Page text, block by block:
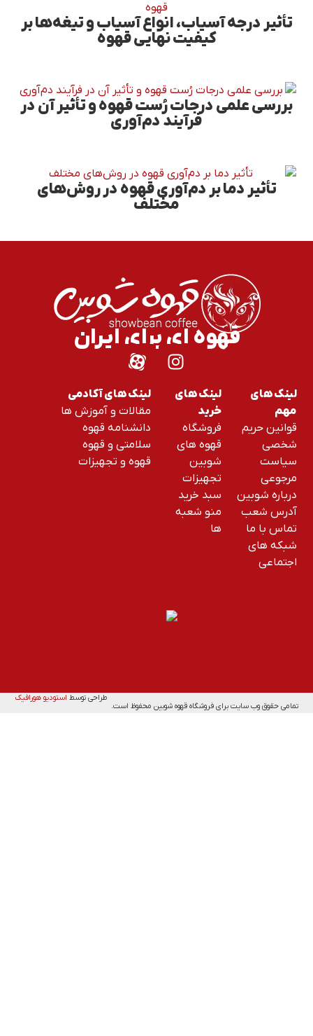
تأثیر درجه آسیاب، انواع آسیاب و تیغه‌ها بر
کیفیت نهایی قهوه
بررسی علمی درجات رُست قهوه و تأثیر آن در
فرآیند دم‌آوری
تأثیر دما بر دم‌آوری قهوه در روش‌های
مختلف
قهوه ای برای ایران
لینک های
مهم
قوانین حریم
شخصی
سیاست
مرجوعی
درباره شوبین
آدرس شعب
تماس با ما
شبکه های
اجتماعی
لینک های
خرید
فروشگاه
قهوه های
شوبین
تجهیزات
سبد خرید
منو شعبه
ها
لینک های آکادمی
مقالات و آموزش ها
دانشنامه قهوه
سلامتی و قهوه
قهوه و تجهیزات
تمامی حقوق وب سایت برای فروشگاه قهوه شوبین محفوظ است.
طراحی توسط استودیو هورافیک